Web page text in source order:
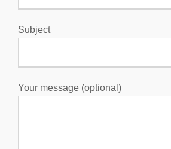
Subject
Your message (optional)